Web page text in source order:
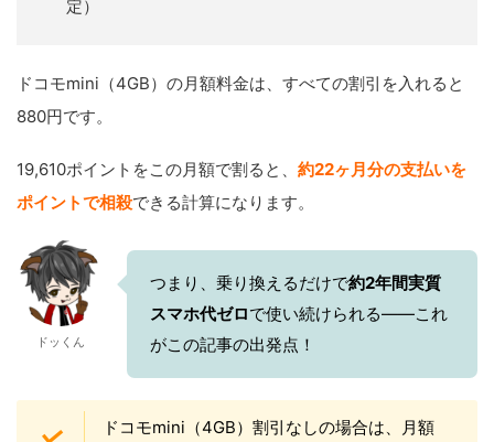
定）
ドコモmini（4GB）の月額料金は、すべての割引を入れると
880円です。
19,610ポイントをこの月額で割ると、 約22ヶ月分の支払いを
ポイントで相殺できる計算になります。
ドッくん
つまり、乗り換えるだけで約2年間実質
スマホ代ゼロで使い続けられる——これ
がこの記事の出発点！
ドコモmini（4GB）割引なしの場合は、月額